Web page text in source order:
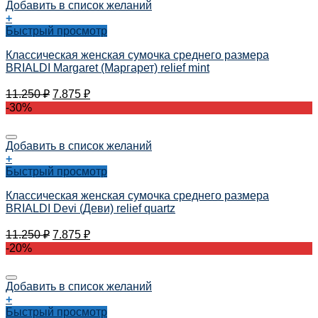
Добавить в список желаний
+
Быстрый просмотр
Классическая женская сумочка среднего размера
BRIALDI Margaret (Маргарет) relief mint
11.250₽ 7.875 ₽
-30%
Добавить в список желаний
+
Быстрый просмотр
Классическая женская сумочка среднего размера
BRIALDI Devi (Деви) relief quartz
11.250₽ 7.875 ₽
-20%
Добавить в список желаний
+
Быстрый просмотр